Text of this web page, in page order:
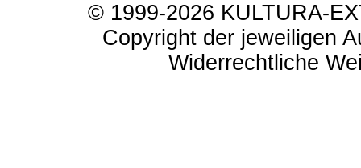
© 1999-2026 KULTURA-
Copyright der jeweiligen
Widerrechtliche